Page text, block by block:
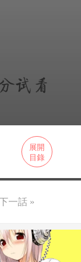
展開
目錄
一話 »